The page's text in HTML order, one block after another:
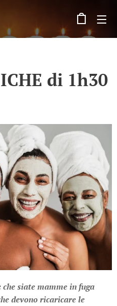
di 1h30
siate mamme in fuga
devono ricaricare le